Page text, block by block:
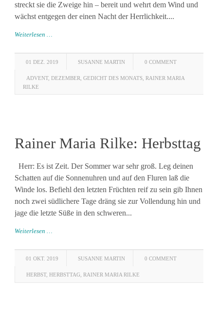
streckt sie die Zweige hin – bereit und wehrt dem Wind und
wächst entgegen der einen Nacht der Herrlichkeit....
Weiterlesen …
01 DEZ. 2019 SUSANNE MARTIN 0 COMMENT
ADVENT, DEZEMBER GEDICHT DES MONATS RAINER MARIA
RILKE
Rainer Maria Rilke: Herbsttag
Herr: Es ist Zeit. Der Sommer war sehr groß. Leg deinen
Schatten auf die Sonnenuhren und auf den Fluren laß die
Winde los. Befiehl den letzten Früchten reif zu sein gib Ihnen
noch zwei südlichere Tage dräng sie zur Vollendung hin und
jage die letzte Süße in den schweren...
Weiterlesen …
01 OKT. 2019 SUSANNE MARTIN 0 COMMENT
HERBST, HERBSTTAG RAINER MARIA RILKE